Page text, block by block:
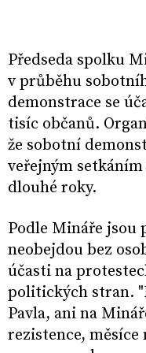
Předseda spolku
v průběhu
demonstrace se
tisíc občanů.
že sobotní
veřejným
dlouhé roky.
Podle Mináře jsou
neobejdou bez
účasti na
politických stran.
Pavla, ani na
rezistence, měsíce